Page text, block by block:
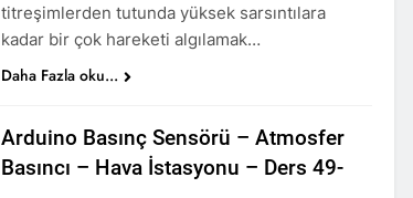
titreşimlerden tutunda yüksek sarsıntılara
kadar bir çok hareketi algılamak…
Daha Fazla oku...
Arduino Basınç Sensörü – Atmosfer
Basıncı – Hava İstasyonu – Ders 49-